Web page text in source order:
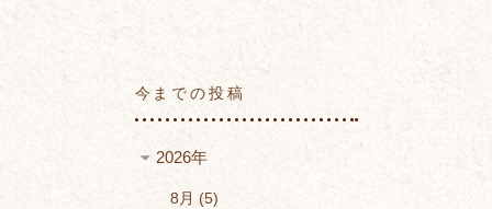
今までの投稿
2026年
8月
5